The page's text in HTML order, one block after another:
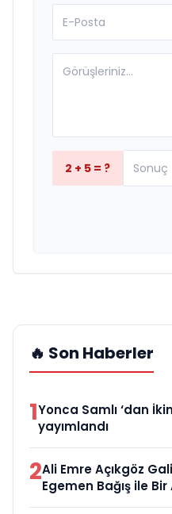
2 + 5 = ?
🔥 Son Haberler
1Yonca Samlı ‘dan
yayımlandı
2Ali Emre Açıkgöz
Egemen Bağış ile